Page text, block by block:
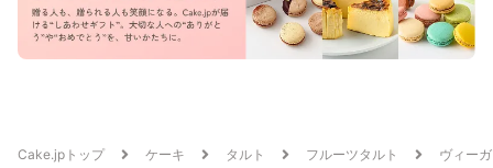
Cake.jpトップ ケーキ タルト フルーツタルト ヴィー